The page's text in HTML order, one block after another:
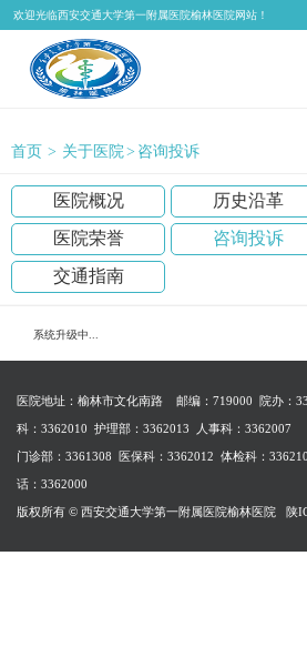
欢迎光临西安交通大学第一附属医院榆林医院网站！
首页 > 关于医院 > 咨询投诉
医院概况 历史沿革
医院荣誉
咨询投诉
交通指南
系统升级中...
医院地址：榆林市文化南路 邮编：719000 院办：
科：3362010 护理部：3362013 人事科：3362007
门诊部：3361308 医保科：3362012 体检科：
话：3362000
版权所有 © 西安交通大学第一附属医院榆林医院 陕